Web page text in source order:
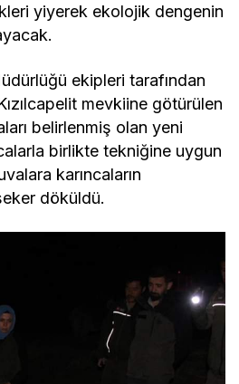
yiyerek ekolojik dengenin
ekipleri tarafından
mevkiine götürülen
belirlenmiş olan yeni
birlikte tekniğine uygun
karıncaların
döküldü.